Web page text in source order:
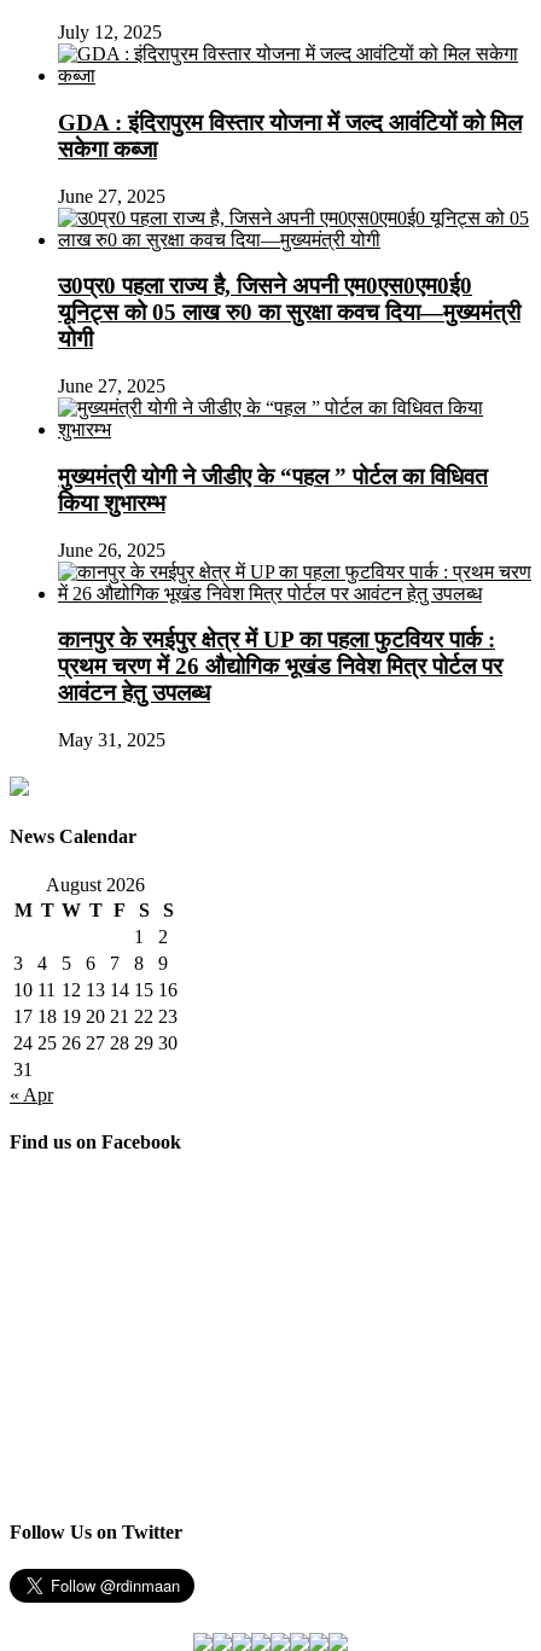
July 12, 2025
GDA : इंदिरापुरम विस्तार योजना में जल्द आवंटियों को मिल
सकेगा कब्जा
June 27, 2025
उ0प्र0 पहला राज्य है, जिसने अपनी एम0एस0एम0ई0
यूनिट्स को 05 लाख रु0 का सुरक्षा कवच दिया—मुख्यमंत्री
योगी
June 27, 2025
मुख्यमंत्री योगी ने जीडीए के “पहल ” पोर्टल का विधिवत
किया शुभारम्भ
June 26, 2025
कानपुर के रमईपुर क्षेत्र में UP का पहला फुटवियर पार्क :
प्रथम चरण में 26 औद्योगिक भूखंड निवेश मित्र पोर्टल पर
आवंटन हेतु उपलब्ध
May 31, 2025
News Calendar
August 2026
M T W T F S
S
1
2
3
4 5 6 7 8
9
10 11 12 13 14 15 16
17 18 19 20 21 22 23
24 25 26 27 28 29 30
31
« Apr
Find us on Facebook
Follow Us on Twitter